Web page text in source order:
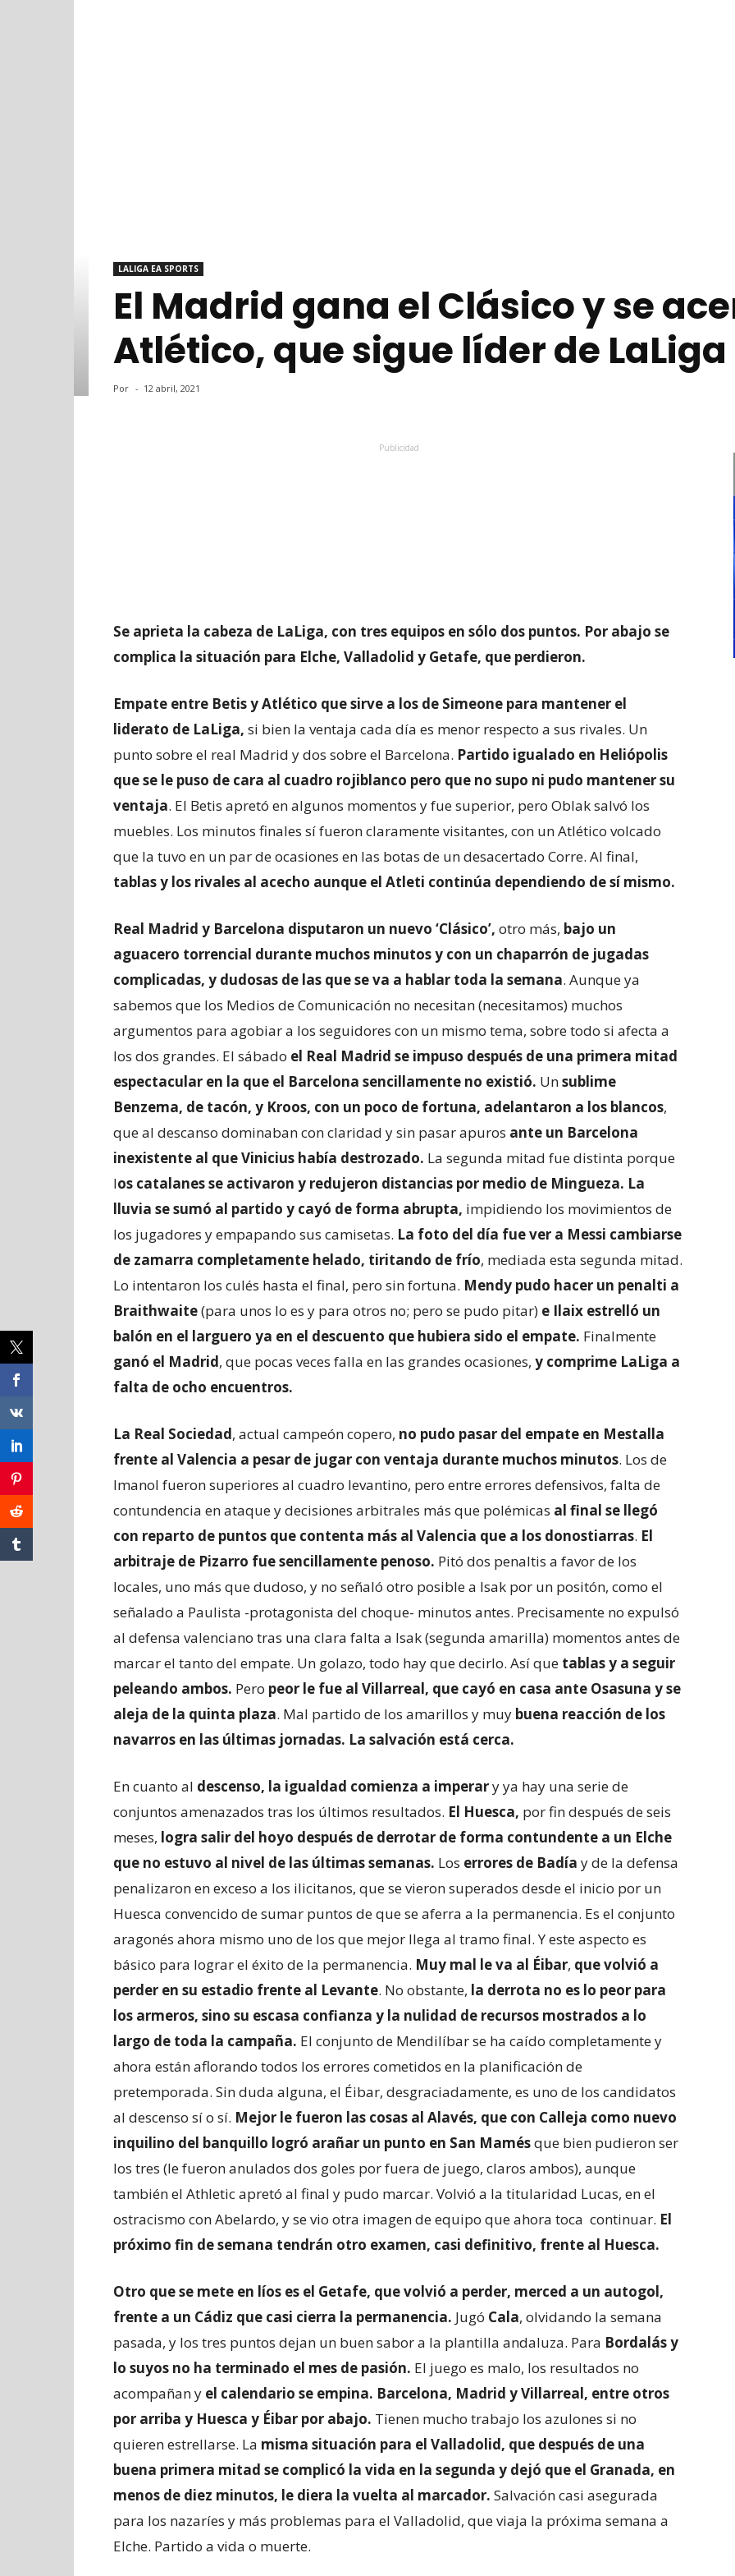
LALIGA EA SPORTS
El Madrid gana el Clásico y se
Atlético, que sigue líder de LaLiga
Por - 12 abril, 2021
Publicidad
Se aprieta la cabeza de LaLiga, con tres equipos en sólo dos puntos. Por abajo se
complica la situación para Elche, Valladolid y Getafe, que perdieron.
Empate entre Betis y Atlético que sirve a los de Simeone para mantener el
liderato de LaLiga, si bien la ventaja cada día es menor respecto a sus rivales. Un
punto sobre el real Madrid y dos sobre el Barcelona. Partido igualado en Heliópolis
que se le puso de cara al cuadro rojiblanco pero que no supo ni pudo mantener su
ventaja. El Betis apretó en algunos momentos y fue superior, pero Oblak salvó los
muebles. Los minutos finales sí fueron claramente visitantes, con un Atlético volcado
que la tuvo en un par de ocasiones en las botas de un desacertado Corre. Al final,
tablas y los rivales al acecho aunque el Atleti continúa dependiendo de sí mismo.
Real Madrid y Barcelona disputaron un nuevo ‘Clásico’, otro más, bajo un
aguacero torrencial durante muchos minutos y con un chaparrón de jugadas
complicadas, y dudosas de las que se va a hablar toda la semana. Aunque ya
sabemos que los Medios de Comunicación no necesitan (necesitamos) muchos
argumentos para agobiar a los seguidores con un mismo tema, sobre todo si afecta a
los dos grandes. El sábado el Real Madrid se impuso después de una primera mitad
espectacular en la que el Barcelona sencillamente no existió. Unsublime
Benzema, de tacón, y Kroos, con un poco de fortuna, adelantaron a los blancos,
que al descanso dominaban con claridad y sin pasar apuros ante un Barcelona
inexistente al que Vinicius había destrozado. La segunda mitad fue distinta porque
los catalanes se activaron y redujeron distancias por medio de Mingueza. La
lluvia se sumó al partido y cayó de forma abrupta, impidiendo los movimientos de
los jugadores y empapando sus camisetas. La foto del día fue ver a Messi cambiarse
de zamarra completamente helado, tiritando de frío, mediada esta segunda mitad.
Lo intentaron los culés hasta el final, pero sin fortuna. Mendy pudo hacer un penalti a
Braithwaite(para unos lo es y para otros no; pero se pudo pitar) e Ilaix estrelló un
balón en el larguero ya en el descuento que hubiera sido el empate. Finalmente
ganó el Madrid, que pocas veces falla en las grandes ocasiones, y comprime LaLiga a
falta de ocho encuentros.
La Real Sociedad, actual campeón copero, no pudo pasar del empate en Mestalla
frente al Valencia a pesar de jugar con ventaja durante muchos minutos. Los de
Imanol fueron superiores al cuadro levantino, pero entre errores defensivos, falta de
contundencia en ataque y decisiones arbitrales más que polémicas al final se llegó
con reparto de puntos que contenta más al Valencia que a los donostiarras. El
arbitraje de Pizarro fue sencillamente penoso. Pitó dos penaltis a favor de los
locales, uno más que dudoso, y no señaló otro posible a Isak por un positón, como el
señalado a Paulista -protagonista del choque- minutos antes. Precisamente no expulsó
al defensa valenciano tras una clara falta a Isak (segunda amarilla) momentos antes de
marcar el tanto del empate. Un golazo, todo hay que decirlo. Así que tablas y a seguir
peleando ambos. Pero peor le fue al Villarreal, que cayó en casa ante Osasuna y se
aleja de la quinta plaza. Mal partido de los amarillos y muy buena reacción de los
navarros en las últimas jornadas. La salvación está cerca.
En cuanto al descenso, la igualdad comienza a imperary ya hay una serie de
conjuntos amenazados tras los últimos resultados. El Huesca, por fin después de seis
meses, logra salir del hoyo después de derrotar de forma contundente a un Elche
que no estuvo al nivel de las últimas semanas. Los errores de Badía y de la defensa
penalizaron en exceso a los ilicitanos, que se vieron superados desde el inicio por un
Huesca convencido de sumar puntos de que se aferra a la permanencia. Es el conjunto
aragonés ahora mismo uno de los que mejor llega al tramo final. Y este aspecto es
básico para lograr el éxito de la permanencia. Muy mal le va al Éibar, que volvió a
perder en su estadio frente al Levante. No obstante, la derrota no es lo peor para
los armeros, sino su escasa confianza y la nulidad de recursos mostrados a lo
largo de toda la campaña. El conjunto de Mendilíbar se ha caído completamente y
ahora están aflorando todos los errores cometidos en la planificación de
pretemporada. Sin duda alguna, el Éibar, desgraciadamente, es uno de los candidatos
al descenso sí o sí. Mejor le fueron las cosas al Alavés, que con Calleja como nuevo
inquilino del banquillo logró arañar un punto en San Mamésque bien pudieron ser
los tres (le fueron anulados dos goles por fuera de juego, claros ambos), aunque
también el Athletic apretó al final y pudo marcar. Volvió a la titularidad Lucas, en el
ostracismo con Abelardo, y se vio otra imagen de equipo que ahora toca continuar. El
próximo fin de semana tendrán otro examen, casi definitivo, frente al Huesca.
Otro que se mete en líos es el Getafe, que volvió a perder, merced a un autogol,
frente a un Cádiz que casi cierra la permanencia. Jugó Cala, olvidando la semana
pasada, y los tres puntos dejan un buen sabor a la plantilla andaluza. Para Bordalás y
lo suyos no ha terminado el mes de pasión. El juego es malo, los resultados no
acompañan y el calendario se empina. Barcelona, Madrid y Villarreal, entre otros
por arriba y Huesca y Éibar por abajo. Tienen mucho trabajo los azulones si no
quieren estrellarse. La misma situación para el Valladolid, que después de una
buena primera mitad se complicó la vida en la segunda y dejó que el Granada, en
menos de diez minutos, le diera la vuelta al marcador. Salvación casi asegurada
para los nazaríes y más problemas para el Valladolid, que viaja la próxima semana a
Elche. Partido a vida o muerte.